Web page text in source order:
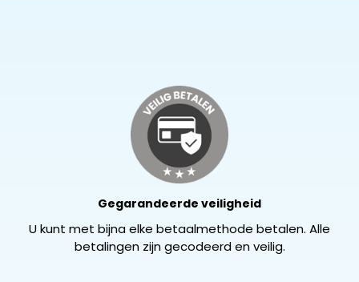
Gegarandeerde veiligheid
U kunt met bijna elke betaalmethode betalen. Alle
betalingen zijn gecodeerd en veilig.